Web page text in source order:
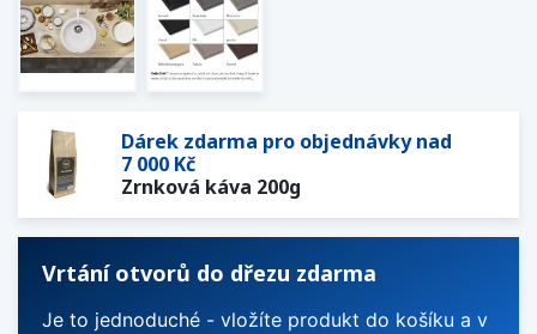
Dárek zdarma pro objednávky nad
7 000 Kč
Zrnková káva 200g
Vrtání otvorů do dřezu zdarma
Je to jednoduché - vložíte produkt do košíku a v